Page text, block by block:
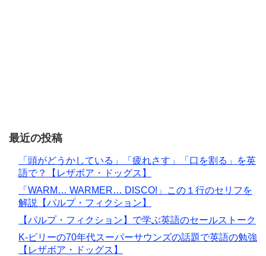
最近の投稿
「頭がどうかしている」「疲れさす」「口を割る」を英
語で？【レザボア・ドッグス】
「WARM… WARMER… DISCO!」この１行のセリフを
解説【パルプ・フィクション】
【パルプ・フィクション】で学ぶ英語のセールストーク
K-ビリーの70年代スーパーサウンズの話題で英語の勉強
【レザボア・ドッグス】